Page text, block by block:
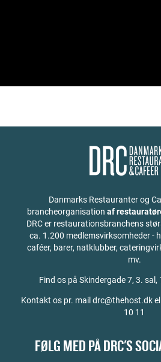
Danmarks Restauranter og
brancheorganisation af
DRC er restaurationsbranchens
ca. 1.200 medlemsvirksomheder -
caféer, barer, natklubber,
mv.
Find os på Skindergade 7, 3.
Kontakt os pr. mail drc@thehost.dk
10 11
FØLG MED PÅ DRC'S